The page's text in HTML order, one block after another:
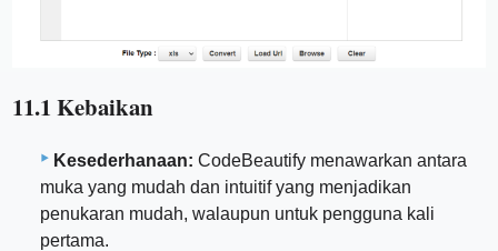
11.1 Kebaikan
Kesederhanaan: CodeBeautify menawarkan antara
muka yang mudah dan intuitif yang menjadikan
penukaran mudah, walaupun untuk pengguna kali
pertama.